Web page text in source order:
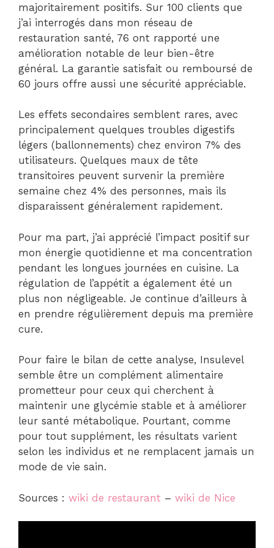
majoritairement positifs. Sur 100 clients que
j’ai interrogés dans mon réseau de
restauration santé, 76 ont rapporté une
amélioration notable de leur bien-être
général. La garantie satisfait ou remboursé de
60 jours offre aussi une sécurité appréciable.
Les effets secondaires semblent rares, avec
principalement quelques troubles digestifs
légers (ballonnements) chez environ 7% des
utilisateurs. Quelques maux de tête
transitoires peuvent survenir la première
semaine chez 4% des personnes, mais ils
disparaissent généralement rapidement.
Pour ma part, j’ai apprécié l’impact positif sur
mon énergie quotidienne et ma concentration
pendant les longues journées en cuisine. La
régulation de l’appétit a également été un
plus non négligeable. Je continue d’ailleurs à
en prendre régulièrement depuis ma première
cure.
Pour faire le bilan de cette analyse, Insulevel
semble être un complément alimentaire
prometteur pour ceux qui cherchent à
maintenir une glycémie stable et à améliorer
leur santé métabolique. Pourtant, comme
pour tout supplément, les résultats varient
selon les individus et ne remplacent jamais un
mode de vie sain.
Sources : wiki de restaurant – wiki de Nice